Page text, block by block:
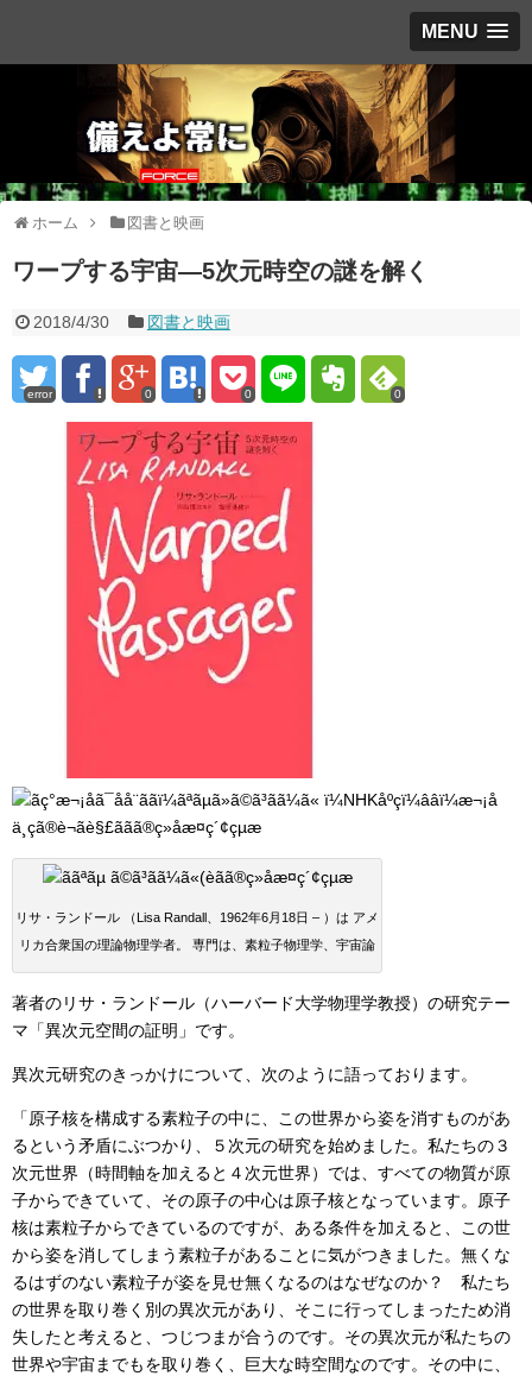
MENU
ホーム 図書と映画
ワープする宇宙―5次元時空の謎を解く
2018/4/30 図書と映画
error 0 0 0
リサ・ランドール （Lisa Randall、1962年6月18日 – ）は アメ
リカ合衆国の理論物理学者。 専門は、素粒子物理学、宇宙論
著者のリサ・ランドール（ハーバード大学物理学教授）の研究テー
マ「異次元空間の証明」です。
異次元研究のきっかけについて、次のように語っております。
「原子核を構成する素粒子の中に、この世界から姿を消すものがあ
るという矛盾にぶつかり、５次元の研究を始めました。私たちの３
次元世界（時間軸を加えると４次元世界）では、すべての物質が原
子からできていて、その原子の中心は原子核となっています。原子
核は素粒子からできているのですが、ある条件を加えると、この世
から姿を消してしまう素粒子があることに気がつきました。無くな
るはずのない素粒子が姿を見せ無くなるのはなぜなのか？ 私たち
の世界を取り巻く別の異次元があり、そこに行ってしまったため消
失したと考えると、つじつまが合うのです。その異次元が私たちの
世界や宇宙までもを取り巻く、巨大な時空間なのです。その中に、